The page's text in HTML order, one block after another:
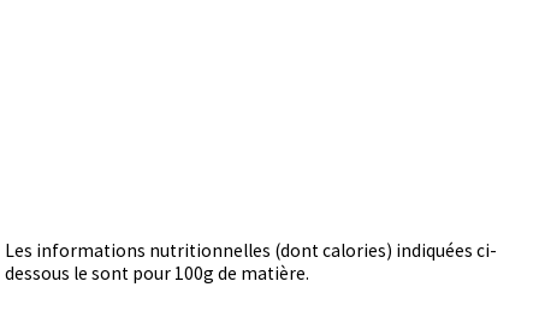
Les informations nutritionnelles (dont calories) indiquées ci-
dessous le sont pour 100g de matière.